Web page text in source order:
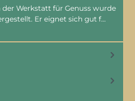
Werkstatt für Genuss wurde
Er eignet sich gut f…